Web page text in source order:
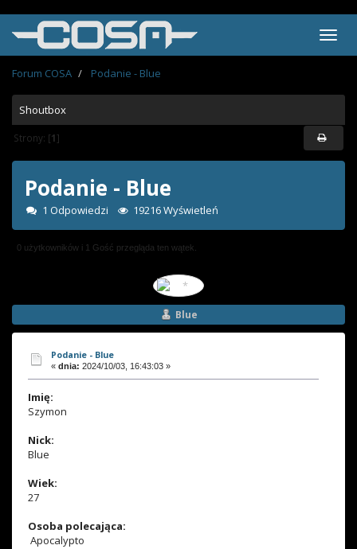
Forum COSA Podanie - Blue
Shoutbox
Strony: [1]
Podanie - Blue
1 Odpowiedzi 19216 Wyświetleń
0 użytkowników i 1 Gość przegląda ten wątek.
Blue
Podanie - Blue
« dnia: 2024/10/03, 16:43:03 »
Imię:
Szymon
Nick:
Blue
Wiek:
27
Osoba polecająca:
Apocalypto